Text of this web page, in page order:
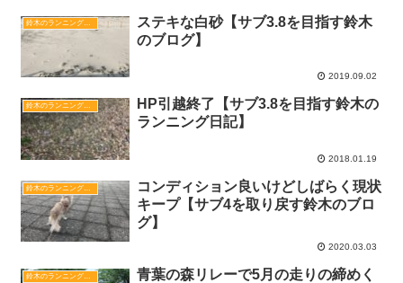
鈴木のランニング日記
ステキな白砂【サブ3.8を目指す鈴木
のブログ】
2019.09.02
鈴木のランニング日記
HP引越終了【サブ3.8を目指す鈴木の
ランニング日記】
2018.01.19
鈴木のランニング日記
コンディション良いけどしばらく現状
キープ【サブ4を取り戻す鈴木のブロ
グ】‬
2020.03.03
鈴木のランニング日記
青葉の森リレーで5月の走りの締めく